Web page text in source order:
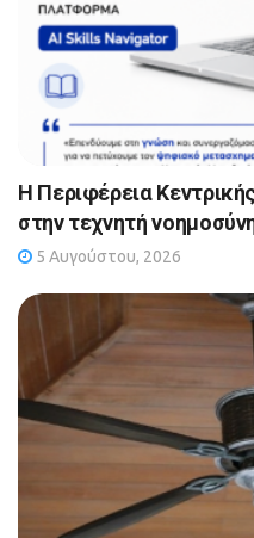
Η Περιφέρεια
στην τεχνητή
5 Αυγούστου, 2026